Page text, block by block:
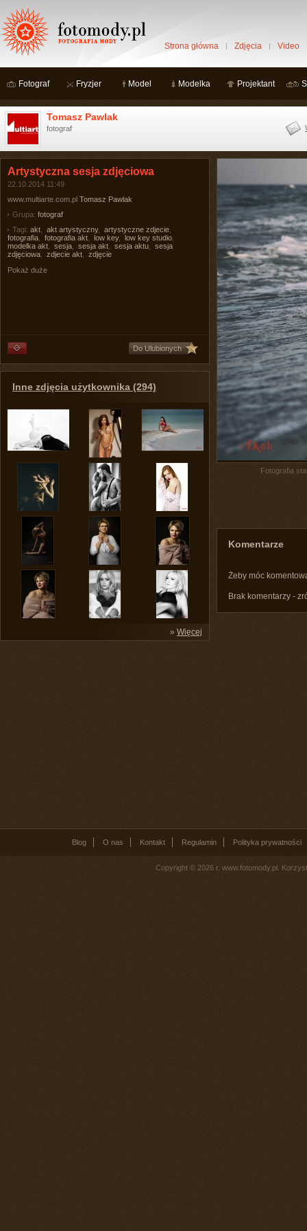
Strona główna Zdjęcia Video
Fotograf Fryzjer Model Modelka Projektant
Tomasz Pawlak
fotograf
Artystyczna sesja zdjęciowa
22.10.2014 11:49
www.multiarte.com.pl Tomasz Pawlak
Grupa: fotograf
Tagi: akt akt artystyczny, artystyczne zdjecie
fotografia
fotografia akt low key, low key studio
modelka akt
sesja sesja akt sesja aktu
sesja
zdjęciowa
zdjecie akt
zdjęcie
Pokaż duże
Do Ulubionych
Inne zdjęcia użytkownika (294)
» Więcej
Fotografia
Komentarze
Żeby móc
Brak komentarzy -
Blog O nas Kontakt Regulamin Polityka prywatności
Copyright © 2026 r. www.fotomody.pl.